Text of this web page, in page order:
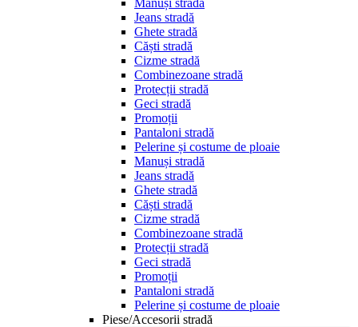
Manuși stradă
Jeans stradă
Ghete stradă
Căști stradă
Cizme stradă
Combinezoane stradă
Protecții stradă
Geci stradă
Promoții
Pantaloni stradă
Pelerine și costume de ploaie
Manuși stradă
Jeans stradă
Ghete stradă
Căști stradă
Cizme stradă
Combinezoane stradă
Protecții stradă
Geci stradă
Promoții
Pantaloni stradă
Pelerine și costume de ploaie
Piese/Accesorii stradă